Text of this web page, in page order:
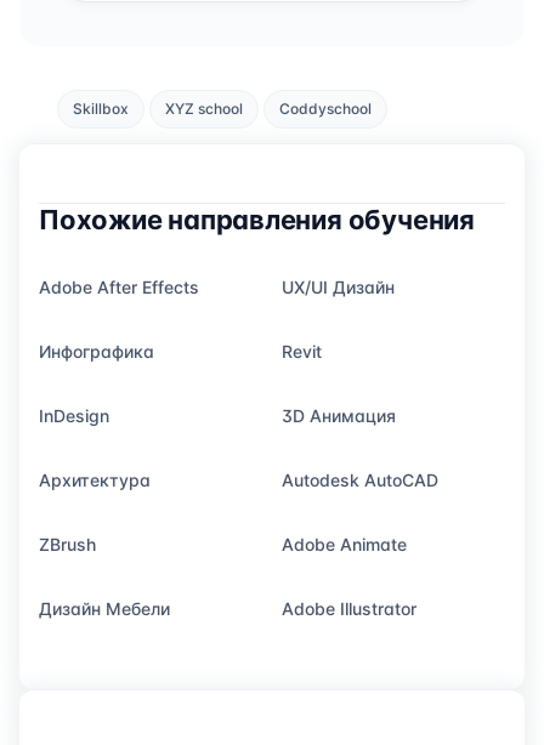
Skillbox XYZ school Coddyschool
Похожие направления обучения
Adobe After Effects UX/UI Дизайн
Инфографика Revit
InDesign 3D Анимация
Архитектура Autodesk AutoCAD
ZBrush Adobe Animate
Дизайн Мебели Adobe Illustrator